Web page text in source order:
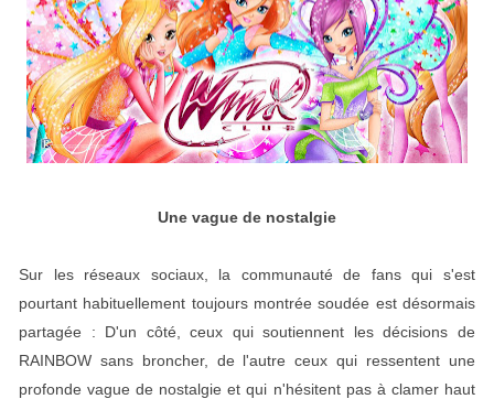
Une vague de nostalgie
Sur les réseaux sociaux, la communauté de fans qui s'est
pourtant habituellement toujours montrée soudée est désormais
partagée : D'un côté, ceux qui soutiennent les décisions de
RAINBOW sans broncher, de l'autre ceux qui ressentent une
profonde vague de nostalgie et qui n'hésitent pas à clamer haut